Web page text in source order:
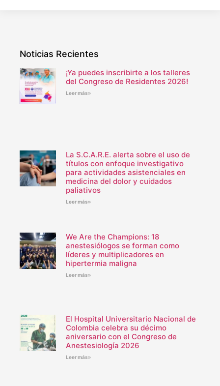
Noticias Recientes
¡Ya puedes inscribirte a los talleres
del Congreso de Residentes 2026!
Leer más»
La S.C.A.R.E. alerta sobre el uso de
títulos con enfoque investigativo
para actividades asistenciales en
medicina del dolor y cuidados
paliativos
Leer más»
We Are the Champions: 18
anestesiólogos se forman como
líderes y multiplicadores en
hipertermia maligna
Leer más»
El Hospital Universitario Nacional de
Colombia celebra su décimo
aniversario con el Congreso de
Anestesiología 2026
Leer más»